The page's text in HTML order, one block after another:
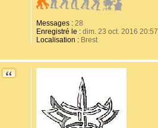
Messages :28
Enregistré le :dim. 23 oct. 2016 20:57
Localisation :Brest
CITATION